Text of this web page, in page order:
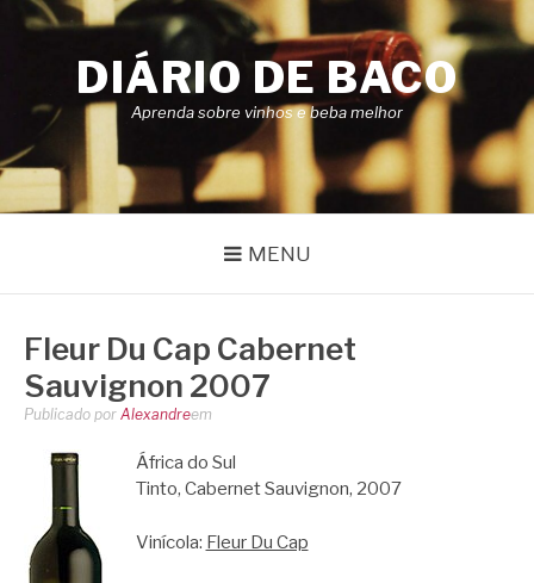
Pular
DIÁRIO DE BACO
Aprenda sobre vinhos e beba melhor
MENU
Fleur Du Cap Cabernet
Sauvignon 2007
Publicado por Alexandreem
África do Sul
Tinto, Cabernet Sauvignon, 2007
Vinícola: Fleur Du Cap